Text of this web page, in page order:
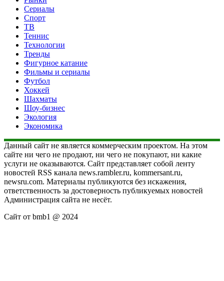
Сериалы
Спорт
ТВ
Теннис
Технологии
Тренды
Фигурное катание
Фильмы и сериалы
Футбол
Хоккей
Шахматы
Шоу-бизнес
Экология
Экономика
Данный сайт не является коммерческим проектом. На этом
сайте ни чего не продают, ни чего не покупают, ни какие
услуги не оказываются. Сайт представляет собой ленту
новостей RSS канала news.rambler.ru, kommersant.ru,
newsru.com. Материалы публикуются без искажения,
ответственность за достоверность публикуемых новостей
Администрация сайта не несёт.
Сайт от bmb1 @ 2024